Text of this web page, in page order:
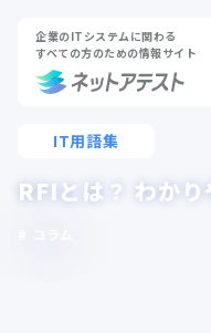
企業のITシステムに関わる
すべての方のための情報サイト
IT用語集
RFIとは？ わか